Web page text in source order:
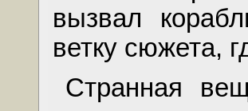
вызвал
ветку сюжета,
Странная